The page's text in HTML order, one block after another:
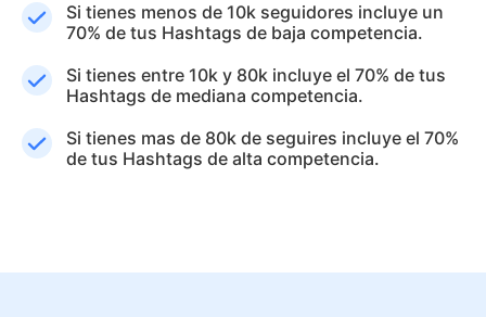
Si tienes menos de 10k seguidores incluye un
70% de tus Hashtags de baja competencia.
Si tienes entre 10k y 80k incluye el 70% de tus
Hashtags de mediana competencia.
Si tienes mas de 80k de seguires incluye el 70%
de tus Hashtags de alta competencia.